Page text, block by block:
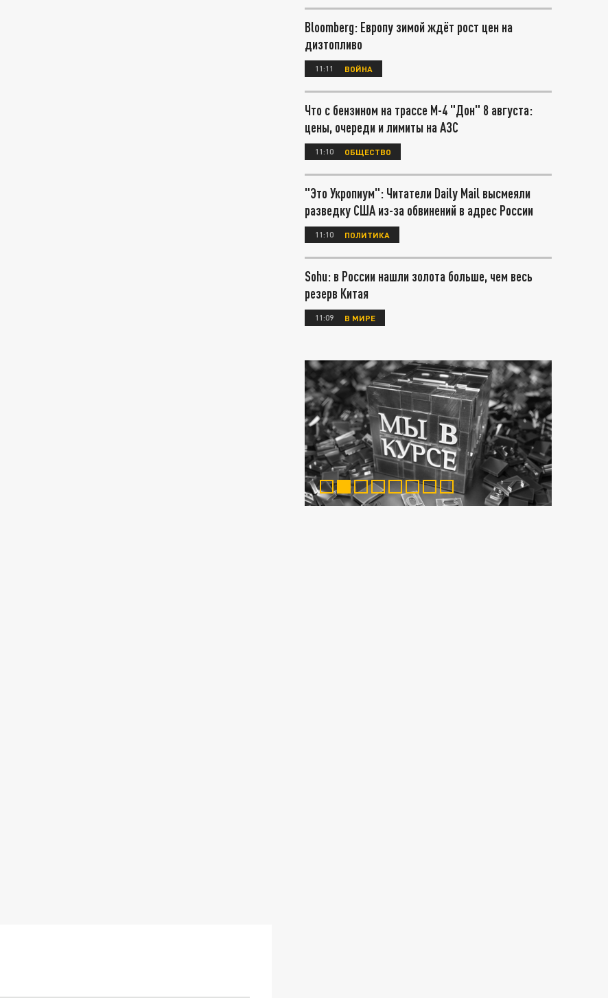
Bloomberg: Европу зимой ждёт рост цен на
дизтопливо
11:11 ВОЙНА
Что с бензином на трассе М-4 "Дон" 8 августа:
цены, очереди и лимиты на АЗС
11:10 ОБЩЕСТВО
"Это Укропиум": Читатели Daily Mail высмеяли
разведку США из-за обвинений в адрес России
11:10 ПОЛИТИКА
Sohu: в России нашли золота больше, чем весь
резерв Китая
11:09 В МИРЕ